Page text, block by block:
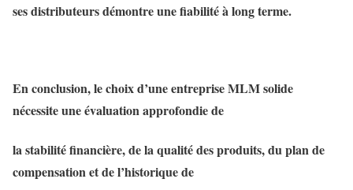
ses distributeurs démontre une fiabilité à long terme.
En conclusion, le choix d’une entreprise MLM solide
nécessite une évaluation approfondie de
la stabilité financière, de la qualité des produits, du plan de
compensation et de l’historique de